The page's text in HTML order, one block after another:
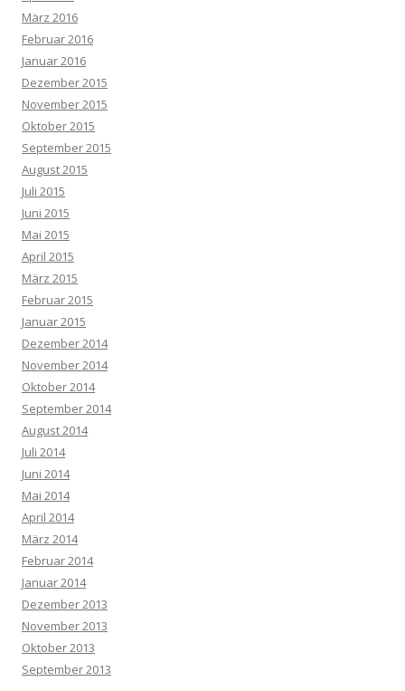
März 2016
Februar 2016
Januar 2016
Dezember 2015
November 2015
Oktober 2015
September 2015
August 2015
Juli 2015
Juni 2015
Mai 2015
April 2015
März 2015
Februar 2015
Januar 2015
Dezember 2014
November 2014
Oktober 2014
September 2014
August 2014
Juli 2014
Juni 2014
Mai 2014
April 2014
März 2014
Februar 2014
Januar 2014
Dezember 2013
November 2013
Oktober 2013
September 2013